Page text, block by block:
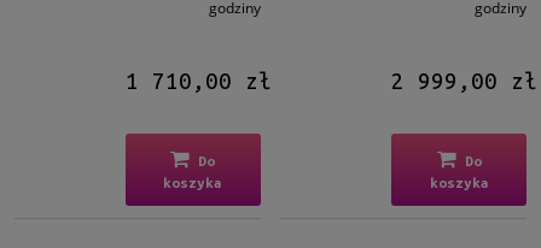
godziny
1 710,00 zł
Do
koszyka
godziny
2 999,00 zł
Do
koszyka